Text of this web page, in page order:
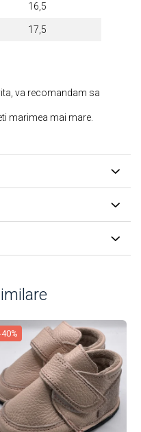
16,5
17,5
va recomandam sa
marimea mai mare.